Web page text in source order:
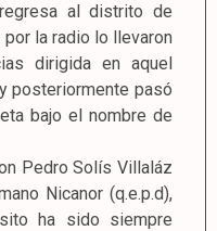
al distrito de
la radio lo llevaron
dirigida en aquel
posteriormente pasó
bajo el nombre de
Pedro Solís Villaláz
Nicanor (q.e.p.d),
ha sido siempre